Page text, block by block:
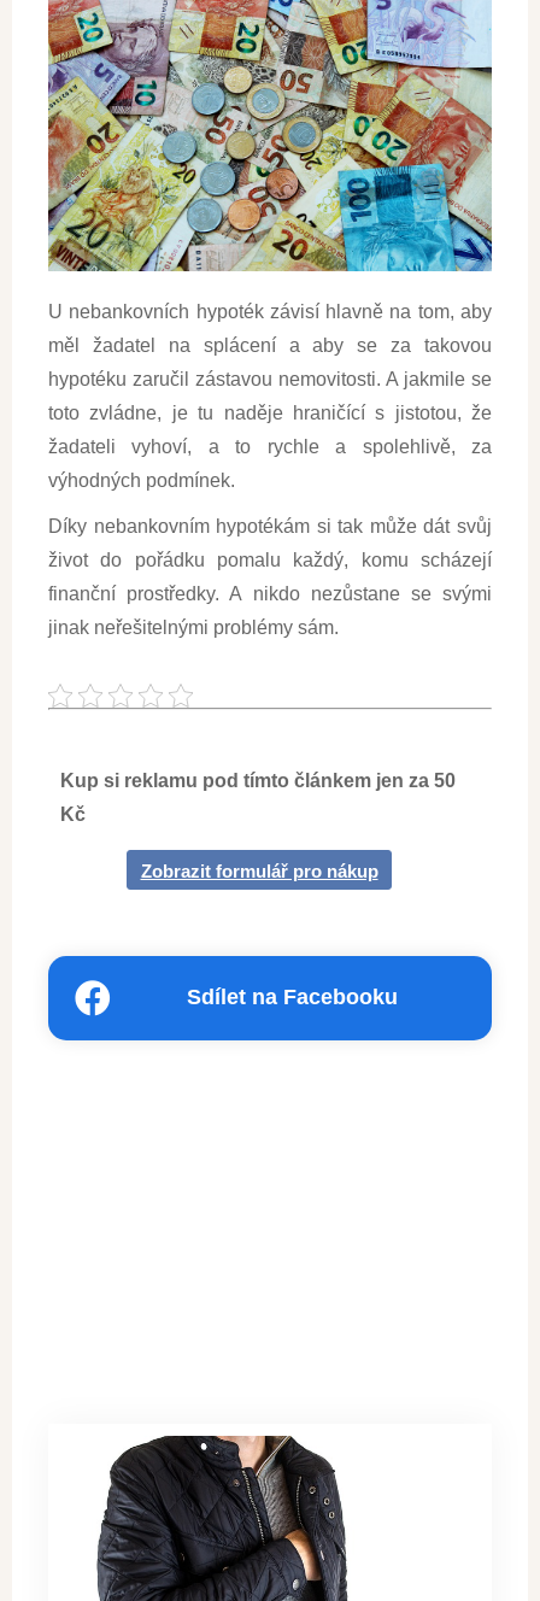
U nebankovních hypoték závisí hlavně na tom, aby
měl žadatel na splácení a aby se za takovou
hypotéku zaručil zástavou nemovitosti. A jakmile se
toto zvládne, je tu naděje hraničící s jistotou, že
žadateli vyhoví, a to rychle a spolehlivě, za
výhodných podmínek.
Díky nebankovním hypotékám si tak může dát svůj
život do pořádku pomalu každý, komu scházejí
finanční prostředky. A nikdo nezůstane se svými
jinak neřešitelnými problémy sám.
Kup si reklamu pod tímto článkem jen za 50
Kč
Zobrazit formulář pro nákup
Sdílet na Facebooku